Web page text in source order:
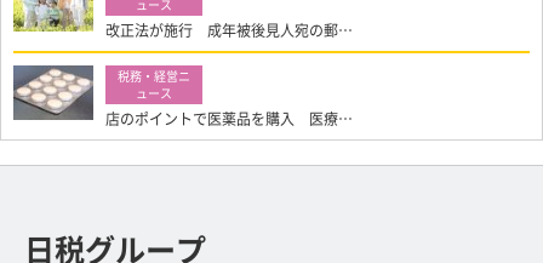
改正法が施行 成年被後見人宛の郵…
店のポイントで医薬品を購入 医療…
日税グループ